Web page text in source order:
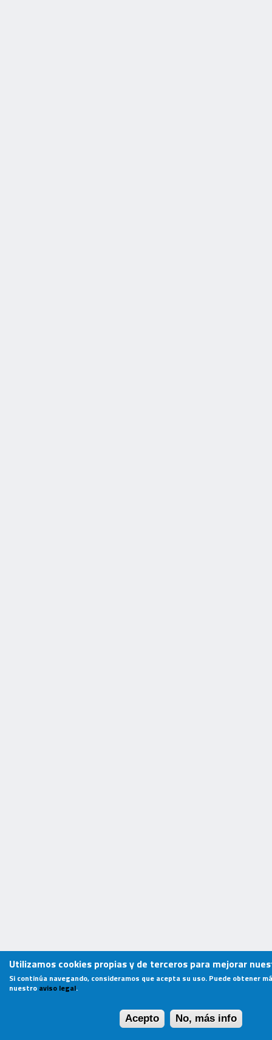
Utilizamos cookies propias y de terceros para mejorar
Si continúa navegando, consideramos que acepta su uso. Puede obtener
nuestro aviso legal.
Acepto No, más info